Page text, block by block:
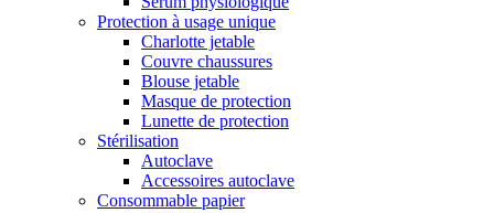
Protection à usage unique
Charlotte jetable
Couvre chaussures
Blouse jetable
Masque de protection
Lunette de protection
Stérilisation
Autoclave
Accessoires autoclave
Consommable papier